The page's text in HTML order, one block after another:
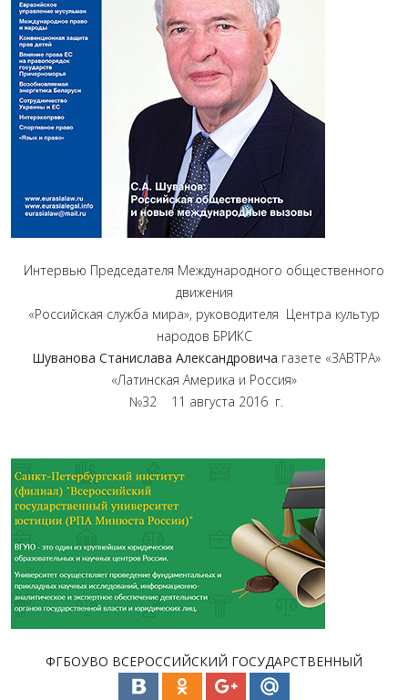
Интервью Председателя Международного общественного
движения
«Российская служба мира», руководителя Центра культур
народов БРИКС
Шуванова Станислава Александровича газете «ЗАВТРА»
«Латинская Америка и Россия»
№32 11 августа 2016 г.
ФГБОУВО ВСЕРОССИЙСКИЙ ГОСУДАРСТВЕННЫЙ
УНИВЕРСИТЕТ ЮСТИЦИИ